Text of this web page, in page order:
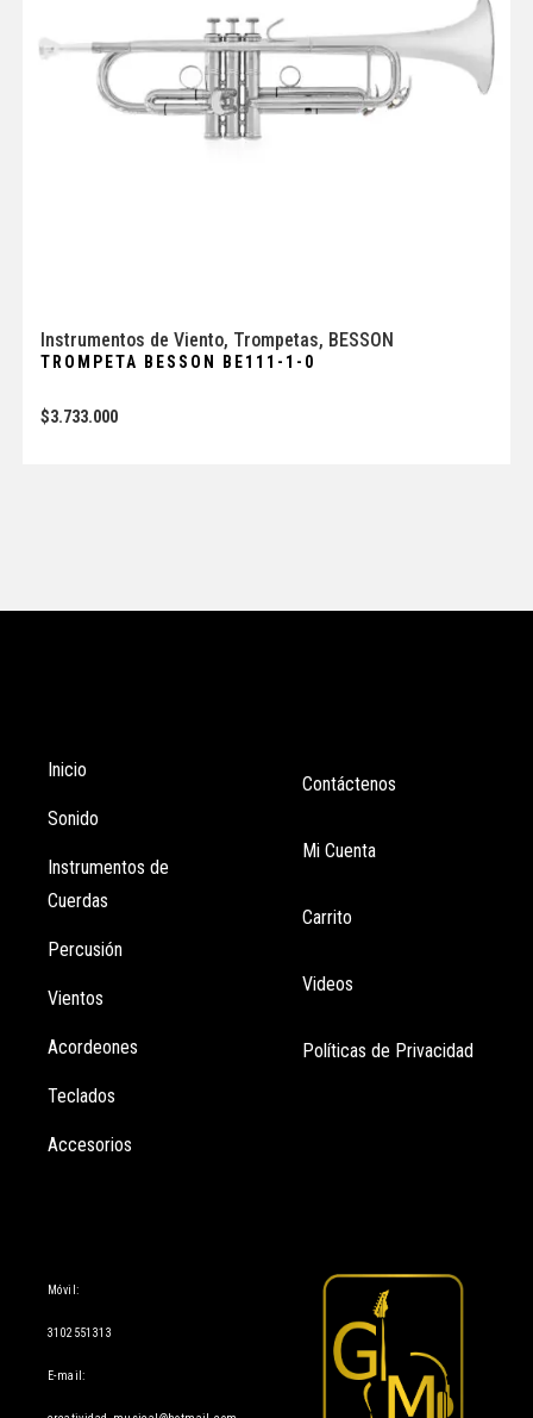
Instrumentos de Viento, Trompetas, BESSON
TROMPETA BESSON BE111-1-0
$3.733.000
Inicio
Sonido
Instrumentos de
Cuerdas
Percusión
Vientos
Acordeones
Teclados
Accesorios
Contáctenos
Mi Cuenta
Carrito
Videos
Políticas de Privacidad
Móvil:
3102551313
E-mail: